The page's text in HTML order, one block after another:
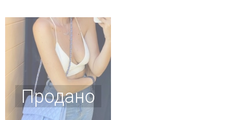
Продано